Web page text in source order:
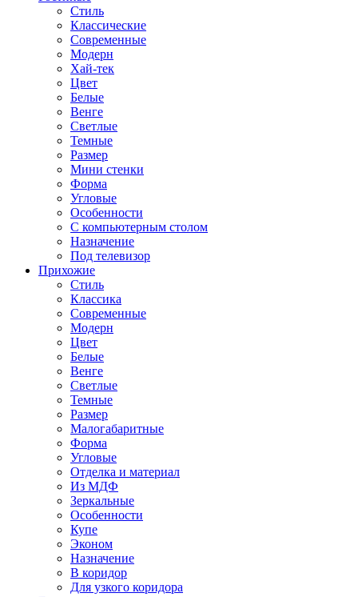
Стиль
Классические
Современные
Модерн
Хай-тек
Цвет
Белые
Венге
Светлые
Темные
Размер
Мини стенки
Форма
Угловые
Особенности
С компьютерным столом
Назначение
Под телевизор
Прихожие
Стиль
Классика
Современные
Модерн
Цвет
Белые
Венге
Светлые
Темные
Размер
Малогабаритные
Форма
Угловые
Отделка и материал
Из МДФ
Зеркальные
Особенности
Купе
Эконом
Назначение
В коридор
Для узкого коридора